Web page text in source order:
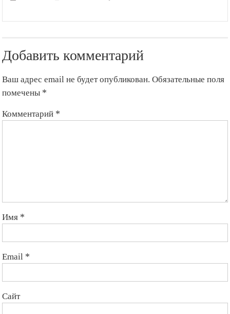
Добавить комментарий
Ваш адрес email не будет опубликован. Обязательные поля
помечены *
Комментарий *
Имя *
Email *
Сайт